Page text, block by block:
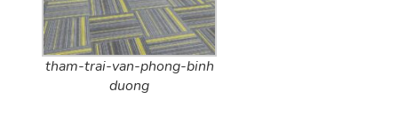
tham-trai-van-phong-binh
duong